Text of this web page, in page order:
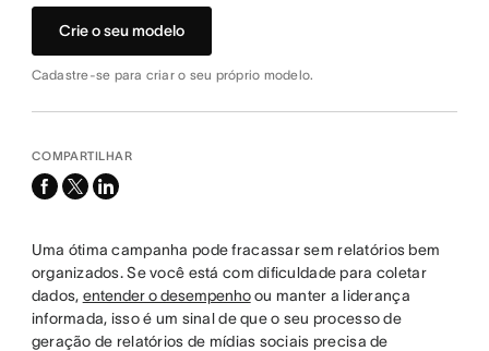
Crie o seu modelo
Cadastre-se para criar o seu próprio modelo.
COMPARTILHAR
facebook
x-
linkedin
Uma ótima campanha pode fracassar sem relatórios bem
organizados. Se você está com dificuldade para coletar
dados, entender o desempenhoou manter a liderança
informada, isso é um sinal de que o seu processo de
geração de relatórios de mídias sociais precisa de